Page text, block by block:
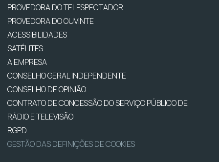
PROVEDORA DO TELESPECTADOR
PROVEDORA DO OUVINTE
ACESSIBILIDADES
SATÉLITES
A EMPRESA
CONSELHO GERAL INDEPENDENTE
CONSELHO DE OPINIÃO
CONTRATO DE CONCESSÃO DO SERVIÇO PÚBLICO DE
RÁDIO E TELEVISÃO
RGPD
GESTÃO DAS DEFINIÇÕES DE COOKIES